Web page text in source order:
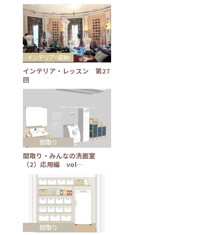
インテリア・レッスン 第27
回
インテリア・収納
間取り・みんなの洗面室
（2）応用編 vol…
間取り
間取り